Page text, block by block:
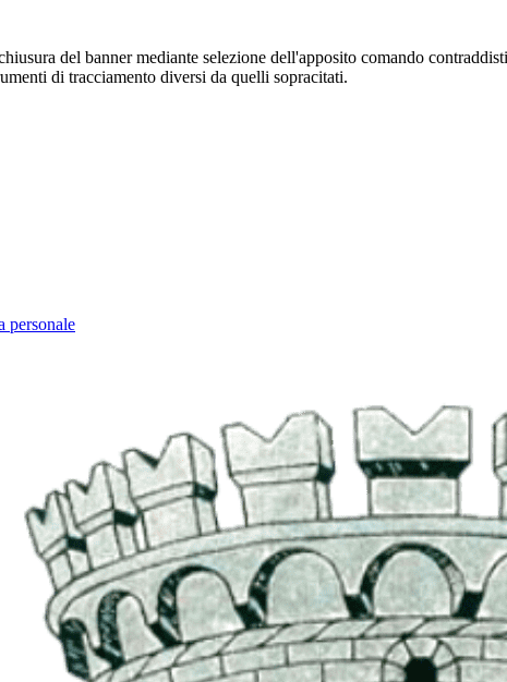
del banner mediante selezione dell'apposito comando
di tracciamento diversi da quelli sopracitati.
personale